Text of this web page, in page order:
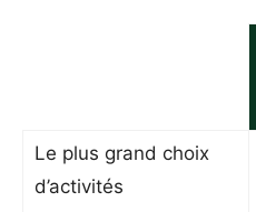
Le plus grand choix
d’activités